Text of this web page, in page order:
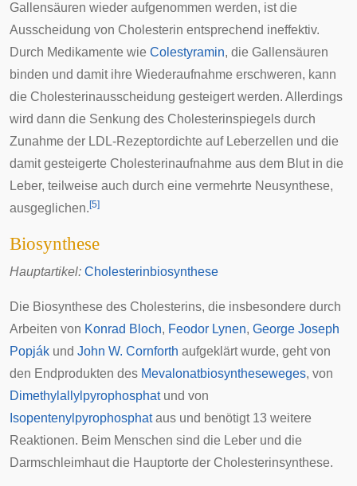
Gallensäuren wieder aufgenommen werden, ist die
Ausscheidung von Cholesterin entsprechend ineffektiv.
Durch Medikamente wie Colestyramin, die Gallensäuren
binden und damit ihre Wiederaufnahme erschweren, kann
die Cholesterinausscheidung gesteigert werden. Allerdings
wird dann die Senkung des Cholesterinspiegels durch
Zunahme der LDL-Rezeptordichte auf Leberzellen und die
damit gesteigerte Cholesterinaufnahme aus dem Blut in die
Leber, teilweise auch durch eine vermehrte Neusynthese,
ausgeglichen. [5]
Biosynthese
Hauptartikel: Cholesterinbiosynthese
Die Biosynthese des Cholesterins, die insbesondere durch
Arbeiten von Konrad Bloch, Feodor Lynen, George Joseph
Popják und John W. Cornforth aufgeklärt wurde, geht von
den Endprodukten des Mevalonatbiosyntheseweges, von
Dimethylallylpyrophosphatund von
Isopentenylpyrophosphataus und benötigt 13 weitere
Reaktionen. Beim Menschen sind die Leber und die
Darmschleimhautdie Hauptorte der Cholesterinsynthese.